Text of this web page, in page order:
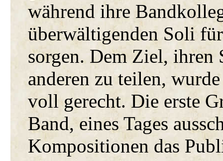
während ihre
überwältigenden Soli
sorgen. Dem Ziel, ihren
anderen zu teilen,
voll gerecht. Die erste
Band, eines Tages
Kompositionen das